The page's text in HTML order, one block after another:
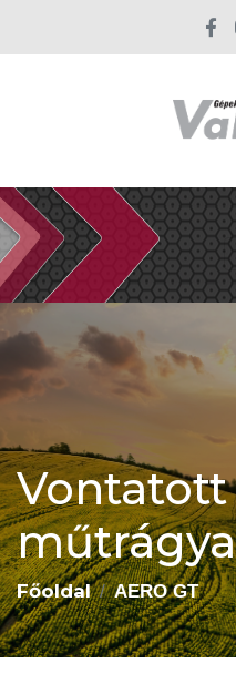
Vontatott
Főoldal AERO GT